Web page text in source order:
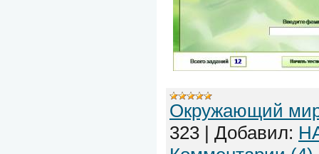
Окружающий
323 | Добавил: